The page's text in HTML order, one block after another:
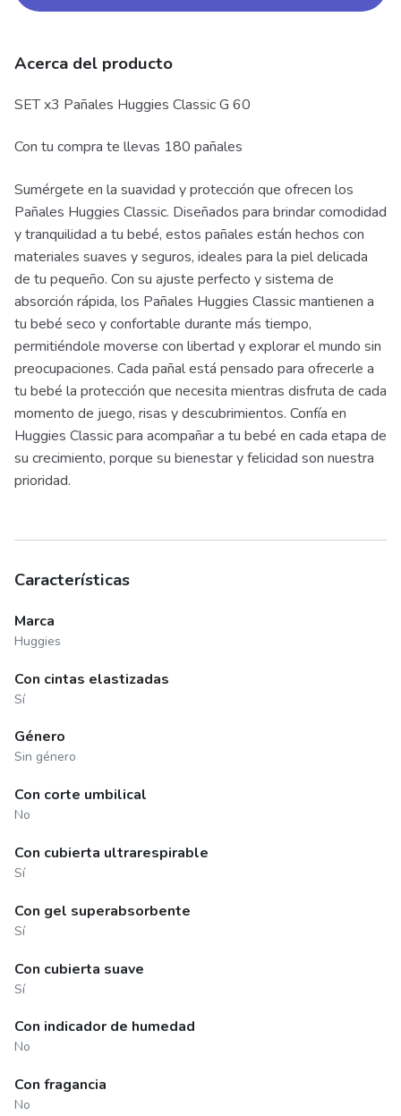
Acerca del producto
SET x3 Pañales Huggies Classic G 60
Con tu compra te llevas 180 pañales
Sumérgete en la suavidad y protección que ofrecen los
Pañales Huggies Classic. Diseñados para brindar comodidad
y tranquilidad a tu bebé, estos pañales están hechos con
materiales suaves y seguros, ideales para la piel delicada
de tu pequeño. Con su ajuste perfecto y sistema de
absorción rápida, los Pañales Huggies Classic mantienen a
tu bebé seco y confortable durante más tiempo,
permitiéndole moverse con libertad y explorar el mundo sin
preocupaciones. Cada pañal está pensado para ofrecerle a
tu bebé la protección que necesita mientras disfruta de cada
momento de juego, risas y descubrimientos. Confía en
Huggies Classic para acompañar a tu bebé en cada etapa de
su crecimiento, porque su bienestar y felicidad son nuestra
prioridad.
Características
Marca
Huggies
Con cintas elastizadas
Sí
Género
Sin género
Con corte umbilical
No
Con cubierta ultrarespirable
Sí
Con gel superabsorbente
Sí
Con cubierta suave
Sí
Con indicador de humedad
No
Con fragancia
No